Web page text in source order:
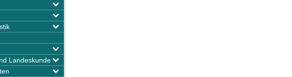
Landeskunde